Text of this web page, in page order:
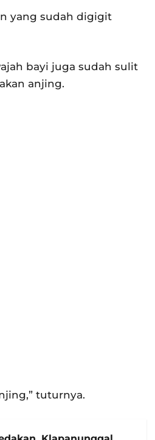
yang sudah digigit
bayi juga sudah sulit
anjing.
tuturnya.